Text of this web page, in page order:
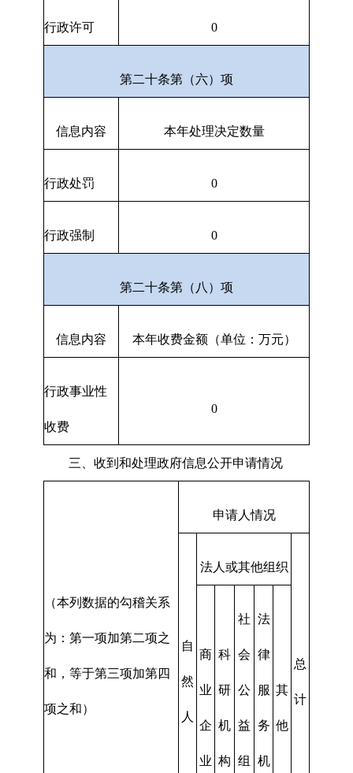
行政许可 0
第二十条第（六）项
信息内容 本年处理决定数量
行政处罚 0
行政强制 0
第二十条第（八）项
信息内容 本年收费金额（单位：万元）
行政事业性
收费
0
三、收到和处理政府信息公开申请情况
（本列数据的勾稽关系
为：第一项加第二项之
和，等于第三项加第四
项之和）
申请人情况
自
然
人
法人或其他组织
总
计
商
业
企
业
科
研
机
构
社
会
公
益
组
法
律
服
务
机
其
他